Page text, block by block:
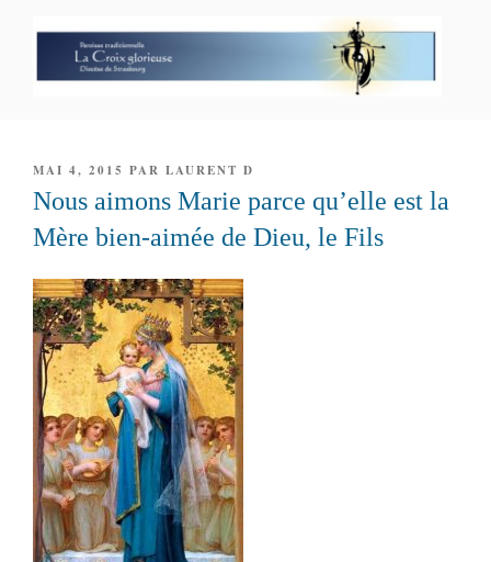
PUBLIÉ
LE
MAI 4, 2015 PAR LAURENT D
Nous aimons Marie parce qu’elle est la
Mère bien-aimée de Dieu, le Fils